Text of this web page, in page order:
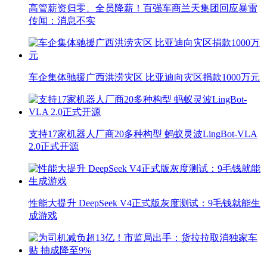
高管薪资归零、全员降薪！百强车商兰天集团回应暴雷
传闻：消息不实
车企集体驰援广西洪涝灾区 比亚迪向灾区捐款1000万元
支持17家机器人厂商20多种构型 蚂蚁灵波LingBot-VLA
2.0正式开源
性能大提升 DeepSeek V4正式版灰度测试：9毛钱就能生
成游戏